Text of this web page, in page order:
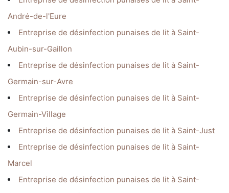
André-de-l'Eure
Entreprise de désinfection punaises de lit à Saint-
Aubin-sur-Gaillon
Entreprise de désinfection punaises de lit à Saint-
Germain-sur-Avre
Entreprise de désinfection punaises de lit à Saint-
Germain-Village
Entreprise de désinfection punaises de lit à Saint-Just
Entreprise de désinfection punaises de lit à Saint-
Marcel
Entreprise de désinfection punaises de lit à Saint-